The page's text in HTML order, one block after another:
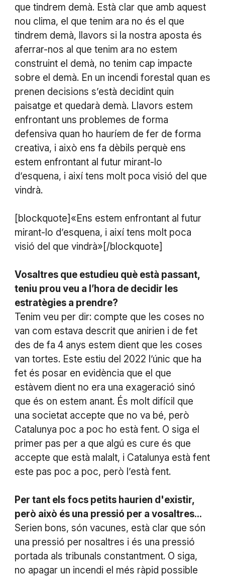
que tindrem demà. Està clar que amb aquest
nou clima, el que tenim ara no és el que
tindrem demà, llavors si la nostra aposta és
aferrar-nos al que tenim ara no estem
construint el demà, no tenim cap impacte
sobre el demà. En un incendi forestal quan es
prenen decisions s’està decidint quin
paisatge et quedarà demà. Llavors estem
enfrontant uns problemes de forma
defensiva quan ho hauríem de fer de forma
creativa, i això ens fa dèbils perquè ens
estem enfrontant al futur mirant-lo
d’esquena, i així tens molt poca visió del que
vindrà.
[blockquote]«Ens estem enfrontant al futur
mirant-lo d’esquena, i així tens molt poca
visió del que vindrà»[/blockquote]
Vosaltres que estudieu què està passant,
teniu prou veu a l’hora de decidir les
estratègies a prendre?
Tenim veu per dir: compte que les coses no
van com estava descrit que anirien i de fet
des de fa 4 anys estem dient que les coses
van tortes. Este estiu del 2022 l’únic que ha
fet és posar en evidència que el que
estàvem dient no era una exageració sinó
que és on estem anant. És molt difícil que
una societat accepte que no va bé, però
Catalunya poc a poc ho està fent. O siga el
primer pas per a que algú es cure és que
accepte que està malalt, i Catalunya està fent
este pas poc a poc, però l’està fent.
Per tant els focs petits haurien d'existir,
però això és una pressió per a vosaltres...
Serien bons, són vacunes, està clar que són
una pressió per nosaltres i és una pressió
portada als tribunals constantment. O siga,
no apagar un incendi el més ràpid possible